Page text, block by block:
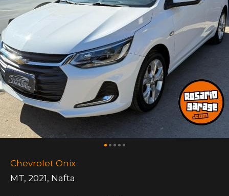
Chevrolet Onix
MT, 2021, Nafta